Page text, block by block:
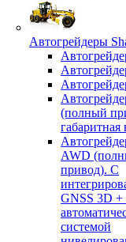
Автогрейдеры
(полный
габаритная
AWD
привод). С
GNSS 3D +
системой